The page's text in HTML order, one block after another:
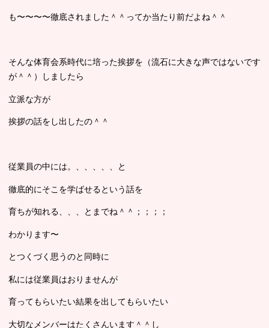
も〜〜〜〜徹底されました＾＾ってか当たり前だよね＾＾
そんな体育会系時代に培った挨拶を（流石に大きな声ではないです
が＾＾）しましたら
立派な方が
挨拶の話をし出したの＾＾
従業員の中には。、、、、、と
徹底的にそこを学ばせるという話を
育ちが知れる、、、とまでね＾＾；；；；
わかります〜
とつくづく思うのと同時に
私には従業員はおりませんが
育ってもらいたい結果を出してもらいたい
大切なメンバーはたくさんいます＾＾し